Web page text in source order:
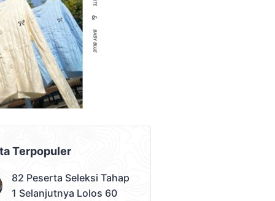
Terpopuler
82 Peserta Seleksi Tahap
1 Selanjutnya Lolos 60